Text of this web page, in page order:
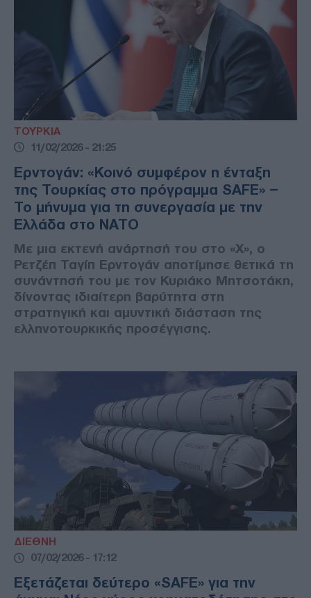
ΤΟΥΡΚΙΑ
11/02/2026 - 21:25
Ερντογάν: «Κοινό συμφέρον η ένταξη
της Τουρκίας στο πρόγραμμα SAFE» –
Το μήνυμα για τη συνεργασία με την
Ελλάδα στο ΝΑΤΟ
Με μια εκτενή ανάρτησή του στο «X», ο
Ρετζέπ Ταγίπ Ερντογάν αποτίμησε θετικά τη
συνάντησή του με τον Κυριάκο Μητσοτάκη,
δίνοντας ιδιαίτερη βαρύτητα στη
στρατηγική και αμυντική διάσταση της
ελληνοτουρκικής προσέγγισης.
ΔΙΕΘΝΗ
07/02/2026 - 17:12
Εξετάζεται δεύτερο «SAFE» για την